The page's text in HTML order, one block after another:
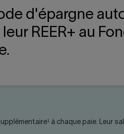
d'épargne
REER+ au
à chaque paie. Leur